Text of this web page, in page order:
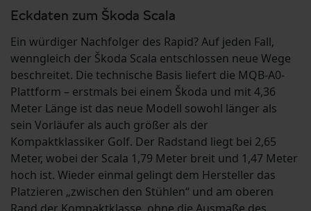
Eckdaten zum Škoda Scala
Ein würdiger Nachfolger des Rapid? Auf jeden Fall,
wenngleich der Škoda Scala entschlossen neue Wege
beschreitet. Die technische Basis liefert die MQB-A0-
Plattform – erstmals bei einem Škoda und mit 4,36
Meter Länge ist das neue Modell sowohl länger als
sein Vorläufer als auch größer als der
Kompaktklassiker Golf. Der Radstand liegt bei 2,65
Meter, wobei der Scala 1,79 Meter breit und 1,47 Meter
hoch ist. Wieder einmal gelingt dem Hersteller das
Platzieren „zwischen den Stühlen“ und am oberen